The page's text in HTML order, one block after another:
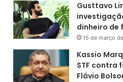
Gusttavo
dinheiro de
15 de março
Kassio
STF contra
Flávio